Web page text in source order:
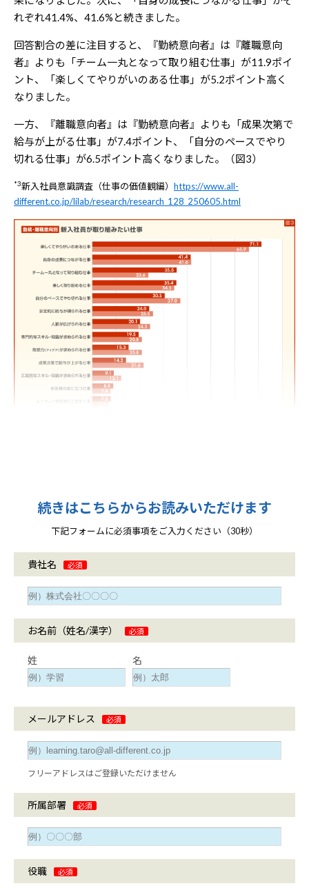
れぞれ41.4%、41.6%と続きました。
回答割合の差に注目すると、『勤続意向者』は『離職意向
者』よりも「チーム一丸となって取り組む仕事」が11.9ポイ
ント、「楽しくてやりがいのある仕事」が5.2ポイント高く
なりました。
一方、『離職意向者』は『勤続意向者』よりも「成果次第で
給与が上がる仕事」が7.4ポイント、「自分のペースでやり
切れる仕事」が6.5ポイント高くなりました。（図3）
*3新入社員意識調査（仕事の価値観編） https://www.all-
different.co.jp/lilab/research/research_128_250605.html
続きはこちらからお読みいただけます
下記フォームに必須事項をご入力ください（30秒）